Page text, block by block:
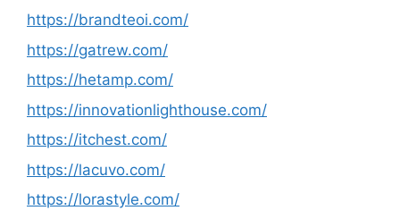
https://brandteoi.com/
https://gatrew.com/
https://hetamp.com/
https://innovationlighthouse.com/
https://itchest.com/
https://lacuvo.com/
https://lorastyle.com/